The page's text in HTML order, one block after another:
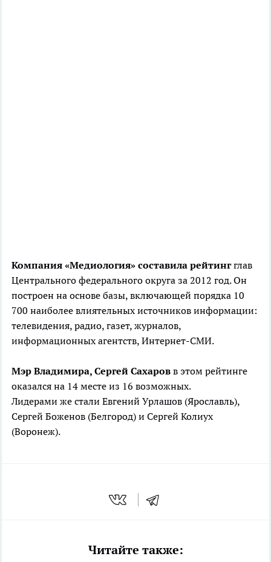
Компания «Медиология» составила рейтингглав
Центрального федерального округа за 2012 год. Он
построен на основе базы, включающей порядка 10
700 наиболее влиятельных источников информации:
телевидения, радио, газет, журналов,
информационных агентств, Интернет-СМИ.
Мэр Владимира, Сергей Сахаров в этом рейтинге
оказался на 14 месте из 16 возможных.
Лидерами же стали Евгений Урлашов (Ярославль),
Сергей Боженов (Белгород) и Сергей Колиух
(Воронеж).
Читайте также: